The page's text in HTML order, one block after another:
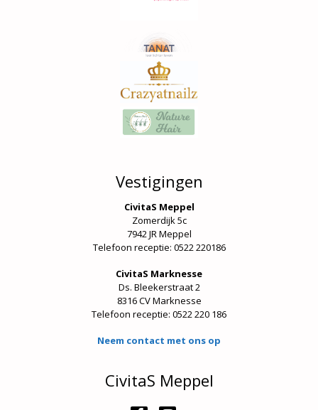
Vestigingen
CivitaS Meppel
Zomerdijk 5c
7942 JR Meppel
Telefoon receptie: 0522 220186
CivitaS Marknesse
Ds. Bleekerstraat 2
8316 CV Marknesse
Telefoon receptie: 0522 220 186
Neem contact met ons op
CivitaS Meppel